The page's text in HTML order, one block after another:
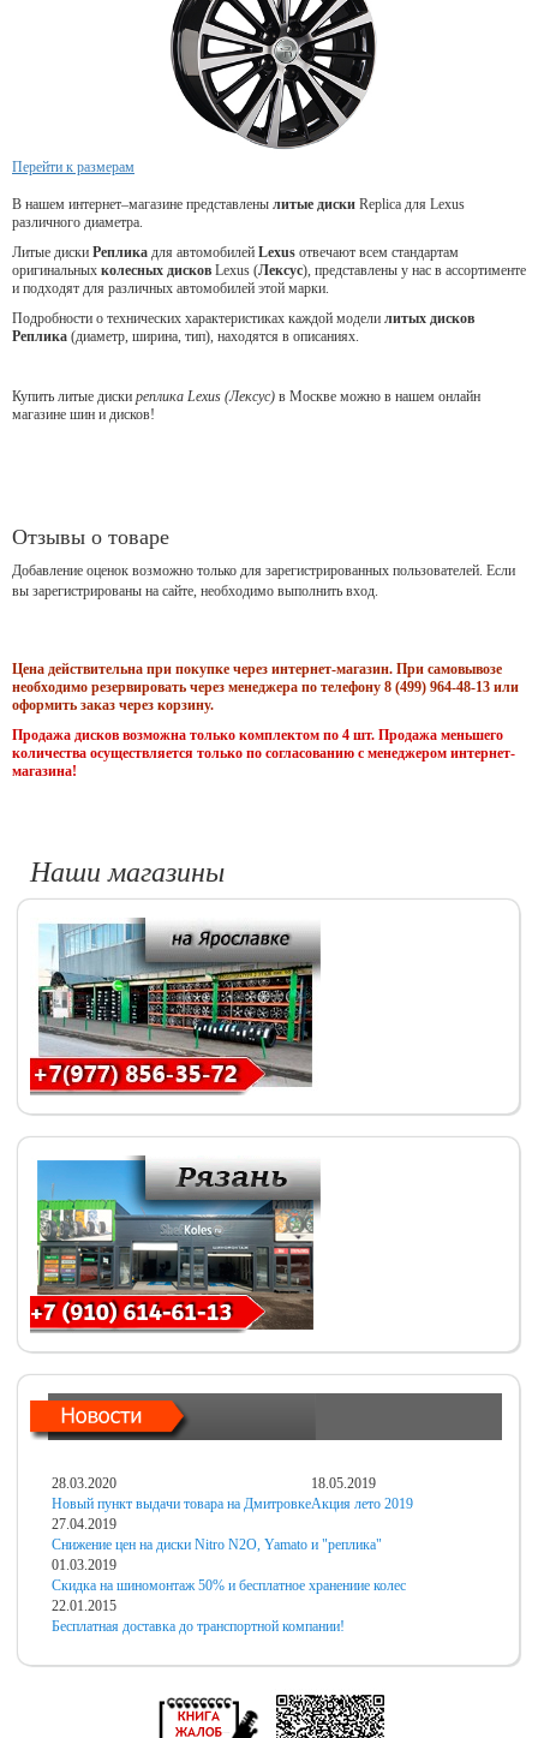
Перейти к размерам
В нашем интернет–магазине представлены литые диски Replica для Lexus
различного диаметра.
Литые диски Реплика для автомобилей Lexus отвечают всем стандартам
оригинальных колесных дисков Lexus (Лексус), представлены у нас в ассортименте
и подходят для различных автомобилей этой марки.
Подробности о технических характеристиках каждой модели литых дисков
Реплика (диаметр, ширина, тип), находятся в описаниях.
Купить литые диски реплика Lexus (Лексус) в Москве можно в нашем онлайн
магазине шин и дисков!
Отзывы о товаре
Добавление оценок возможно только для зарегистрированных пользователей. Если
вы зарегистрированы на сайте, необходимо выполнить вход.
Цена действительна при покупке через интернет-магазин. При самовывозе
необходимо резервировать через менеджера по телефону 8 (499) 964-48-13 или
оформить заказ через корзину.
Продажа дисков возможна только комплектом по 4 шт. Продажа меньшего
количества осуществляется только по согласованию с менеджером интернет-
магазина!
Наши магазины
28.03.2020
Новый пункт выдачи товара на Дмитровке
18.05.2019
Акция лето 2019
27.04.2019
Снижение цен на диски Nitro N2O, Yamato и "реплика"
01.03.2019
Скидка на шиномонтаж 50% и бесплатное хранениие колес
22.01.2015
Бесплатная доставка до транспортной компании!